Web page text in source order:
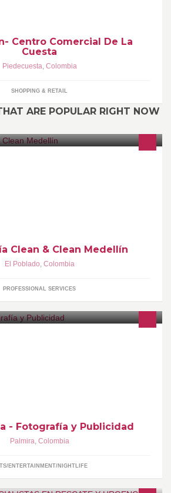
Centro Comercial De La
Cuesta
Piedecuesta, Colombia
SHOPPING & RETAIL
ARE POPULAR RIGHT NOW
Clean & Clean Medellín
El Poblado, Colombia
PROFESSIONAL SERVICES
- Fotografía y Publicidad
Palmira, Colombia
ENTERTAINMENT/NIGHTLIFE